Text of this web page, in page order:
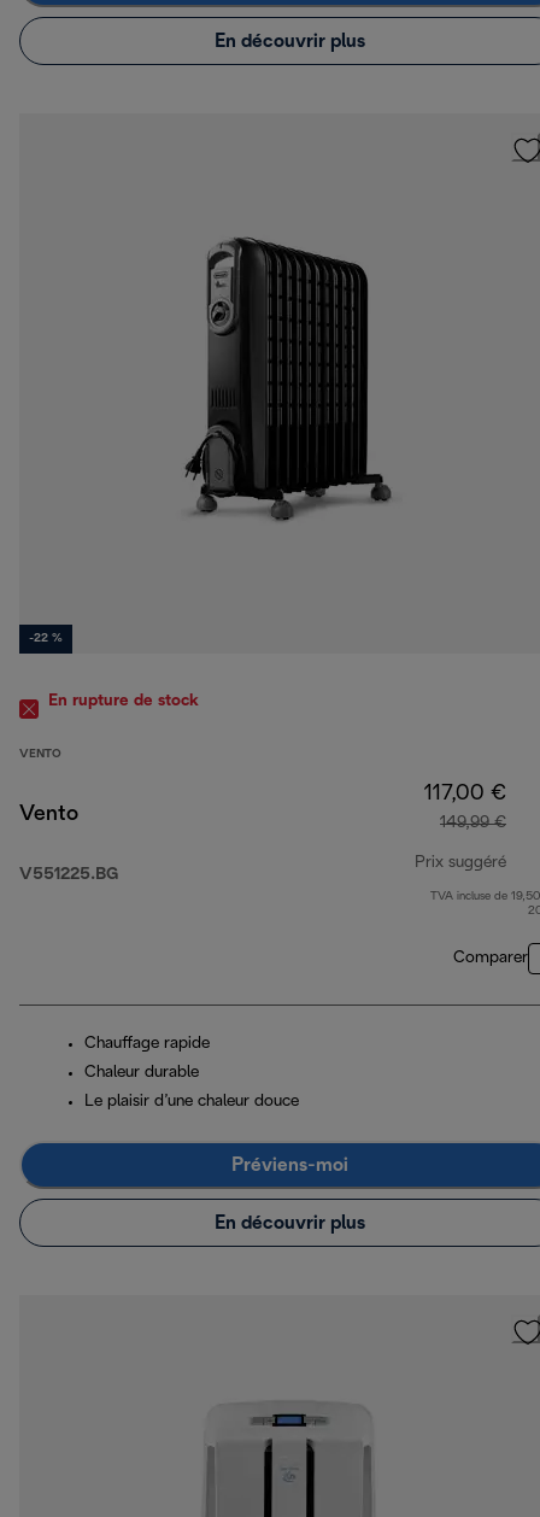
En découvrir plus
-22 %
En rupture de stock
VENTO
Vento
V551225.BG
117,00 €
149,99 €
Prix suggéré
prix
TVA incluse de
Comparer
Chauffage rapide
Chaleur durable
Le plaisir d’une chaleur douce
Préviens-moi
En découvrir plus